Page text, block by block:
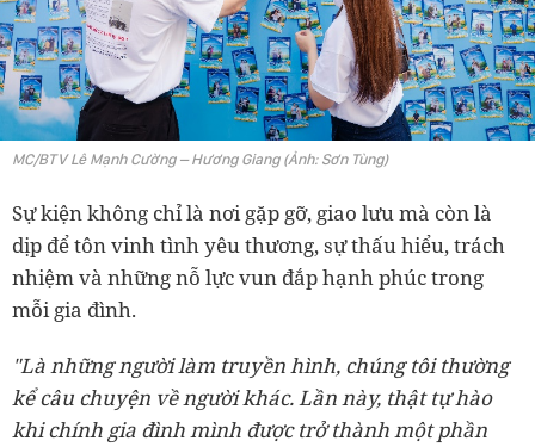
MC/BTV Lê Mạnh Cường – Hương Giang (Ảnh: Sơn Tùng)
Sự kiện không chỉ là nơi gặp gỡ, giao lưu mà còn là
dịp để tôn vinh tình yêu thương, sự thấu hiểu, trách
nhiệm và những nỗ lực vun đắp hạnh phúc trong
mỗi gia đình.
"Là những người làm truyền hình, chúng tôi thường
kể câu chuyện về người khác. Lần này, thật tự hào
khi chính gia đình mình được trở thành một phần